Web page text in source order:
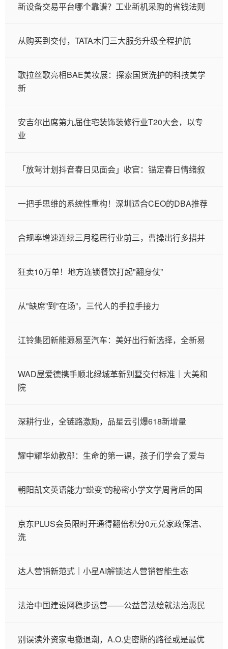
新设备交易平台哪个靠谱？工业新机采购的省钱法则
从购买到交付，TATA木门三大服务升级全程护航
歌拉丝歌亮相BAE美妆展：探索国货洗护的科技美学
新
安吉尔出席第九届住宅装饰装修行业T20大会，以专
业
「放驾计划抖音春日见面会」收官：锚定春日情绪叙
一把手思维的系统性重构！深圳适合CEO的DBA推荐
合规率增速连续三月稳居行业前三，曹操出行多措并
狂卖10万单！地方连锁餐饮打起"翻身仗”
从"缺席”到"在场”，三代人的手拉手接力
江铃集团新能源易至汽车：美好出行新选择，全新易
WAD屋爱德携手顺北绿城革新别墅交付标准｜大美和
院
深耕行业，全链路激励，品星云引爆618新增量
耀中耀华幼教部：生命的第一课，孩子们学会了爱与
朝阳凯文英语能力"蜕变”的秘密小学文学周背后的国
京东PLUS会员限时开通得翻倍积分0元兑家政保洁、
洗
达人营销新范式｜小星AI解锁达人营销智能生态
法治中国建设网稳步运营——公益普法绘就法治惠民
别误读外资家电撤退潮，A.O.史密斯的路径或是最优